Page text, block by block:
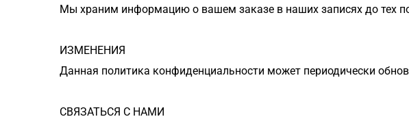
Мы храним информацию о вашем заказе в наших записях до тех
ИЗМЕНЕНИЯ
Данная политика конфиденциальности может периодически
СВЯЗАТЬСЯ С НАМИ